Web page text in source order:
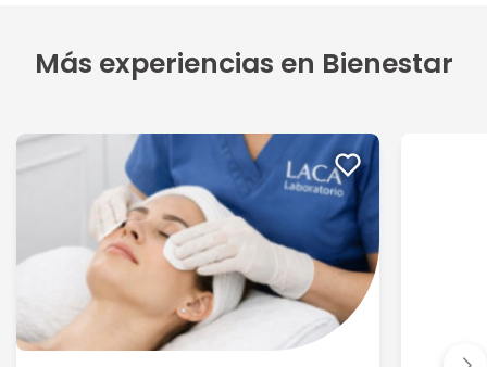
Más experiencias en Bienestar